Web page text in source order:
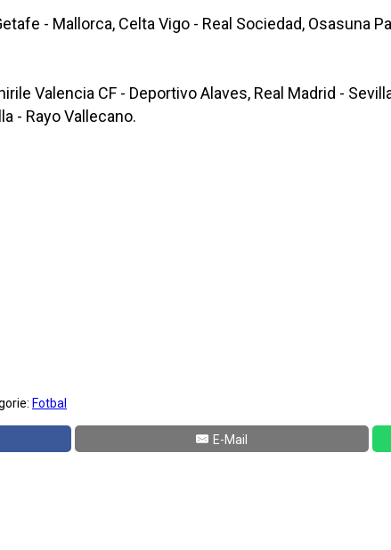
- Mallorca, Celta Vigo - Real Sociedad, Osasuna
Valencia CF - Deportivo Alaves, Real Madrid -
- Rayo Vallecano.
Fotbal
E-Mail